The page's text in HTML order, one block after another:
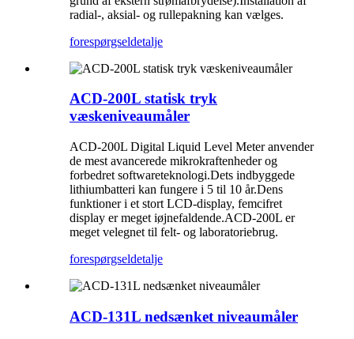
radial-, aksial- og rullepakning kan vælges.
forespørgseldetalje
ACD-200L statisk tryk
væskeniveaumåler
ACD-200L Digital Liquid Level Meter anvender
de mest avancerede mikrokraftenheder og
forbedret softwareteknologi.Dets indbyggede
lithiumbatteri kan fungere i 5 til 10 år.Dens
funktioner i et stort LCD-display, femcifret
display er meget iøjnefaldende.ACD-200L er
meget velegnet til felt- og laboratoriebrug.
forespørgseldetalje
ACD-131L nedsænket niveaumåler